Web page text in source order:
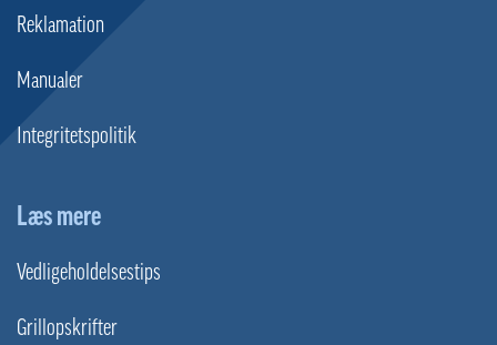
Reklamation
Manualer
Integritetspolitik
Læs mere
Vedligeholdelsestips
Grillopskrifter